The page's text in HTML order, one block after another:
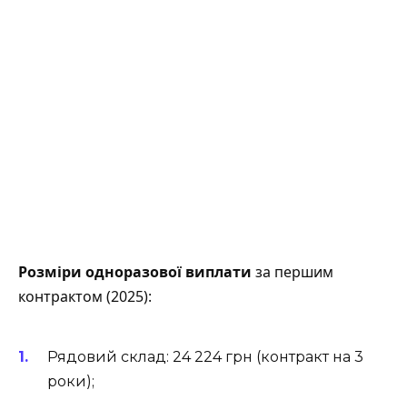
Розміри одноразової виплати за першим
контрактом (2025):
Рядовий склад: 24 224 грн (контракт на 3
роки);